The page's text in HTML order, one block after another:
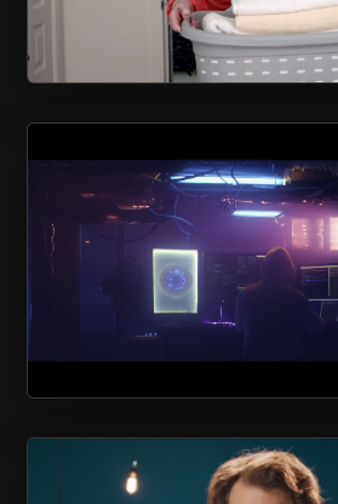
LOGISCO
CONSEIL QUÉBÉCOIS DE
COOPÉRATION ET DE LA